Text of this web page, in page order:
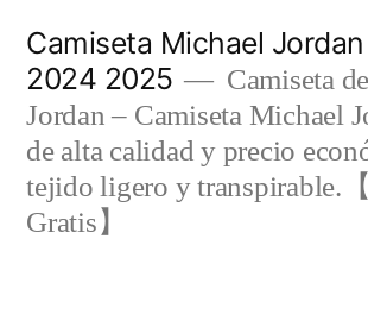
contenido
Camiseta Michael
2024 2025
Camiseta
Jordan – Camiseta Michael
de alta calidad y precio
tejido ligero y transpirable.
Gratis】